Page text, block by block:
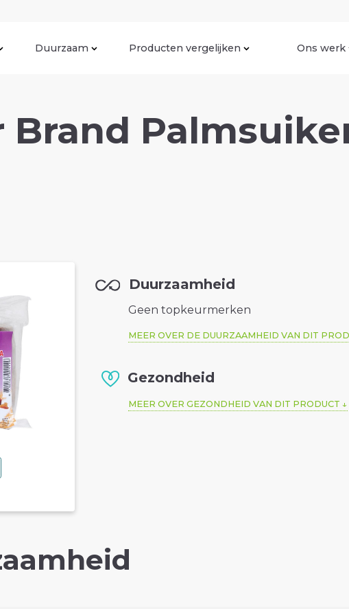
Duurzaam Producten vergelijken Ons werk
Brand
Duurzaamheid
Geen topkeurmerken
MEER OVER DE DUURZAAMHEID VAN DIT
Gezondheid
MEER OVER GEZONDHEID VAN DIT PRODUCT